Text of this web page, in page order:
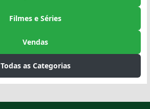
Filmes e Séries
Vendas
Todas as Categorias